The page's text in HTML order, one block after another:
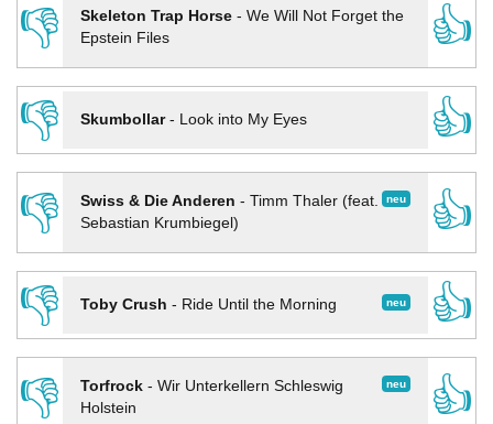
👎
Skeleton Trap Horse- We Will Not Forget the
Epstein Files
👍
👎
Skumbollar- Look into My Eyes
👍
👎
neu
Swiss & Die Anderen - Timm Thaler (feat.
Sebastian Krumbiegel)
👍
👎
neu
Toby Crush - Ride Until the Morning
👍
👎
neu
Torfrock- Wir Unterkellern Schleswig
Holstein
👍